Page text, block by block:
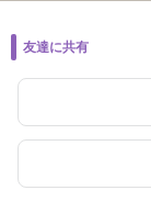
友達に共有